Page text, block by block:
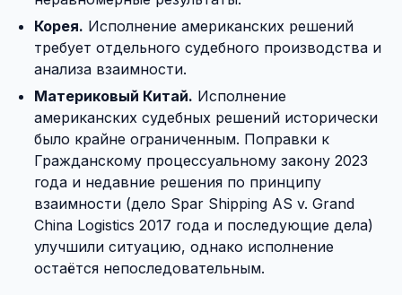
Корея. Исполнение американских решений
требует отдельного судебного производства и
анализа взаимности.
Материковый Китай. Исполнение
американских судебных решений исторически
было крайне ограниченным. Поправки к
Гражданскому процессуальному закону 2023
года и недавние решения по принципу
взаимности (дело Spar Shipping AS v. Grand
China Logistics 2017 года и последующие дела)
улучшили ситуацию, однако исполнение
остаётся непоследовательным.